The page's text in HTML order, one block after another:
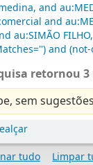
and
and
au:SIMÃO
and
retornou
sem
tudo
Limpar